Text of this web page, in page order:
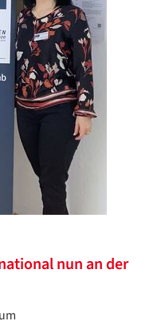
nun an der